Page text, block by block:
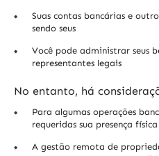
Suas contas bancárias e
sendo seus
Você pode administrar seus
representantes legais
No entanto, há
Para algumas operações
requeridas sua presença física
A gestão remota de